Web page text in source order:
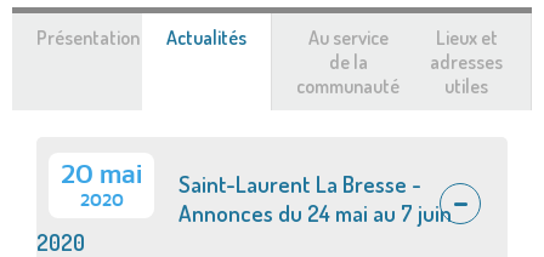
Présentation Actualités
Au service
de la
communauté
Lieux et
adresses
utiles
20 mai
2020
Saint-Laurent La Bresse -
Annonces du 24 mai au 7 juin
2020